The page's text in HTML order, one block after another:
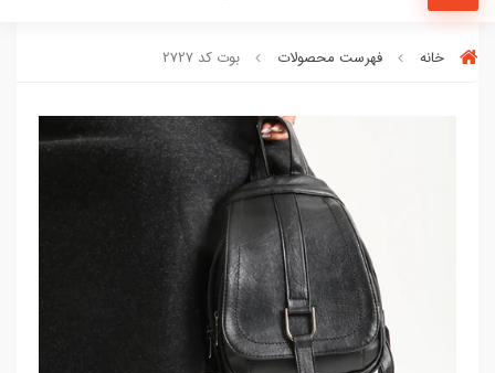
خانه فهرست محصولات بوت کد 2727